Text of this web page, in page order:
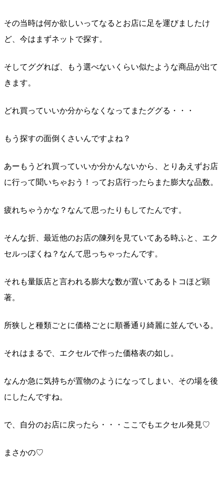
その当時は何か欲しいってなるとお店に足を運びましたけ
ど、今はまずネットで探す。
そしてググれば、もう選べないくらい似たような商品が出て
きます。
どれ買っていいか分からなくなってまたググる・・・
もう探すの面倒くさいんですよね？
あーもうどれ買っていいか分かんないから、とりあえずお店
に行って聞いちゃおう！ってお店行ったらまた膨大な品数。
疲れちゃうかな？なんて思ったりもしてたんです。
そんな折、最近他のお店の陳列を見ていてある時ふと、エク
セルっぽくね？なんて思っちゃったんです。
それも量販店と言われる膨大な数が置いてあるトコほど顕
著。
所狭しと種類ごとに価格ごとに順番通り綺麗に並んでいる。
それはまるで、エクセルで作った価格表の如し。
なんか急に気持ちが置物のようになってしまい、その場を後
にしたんですね。
で、自分のお店に戻ったら・・・ここでもエクセル発見♡
まさかの♡